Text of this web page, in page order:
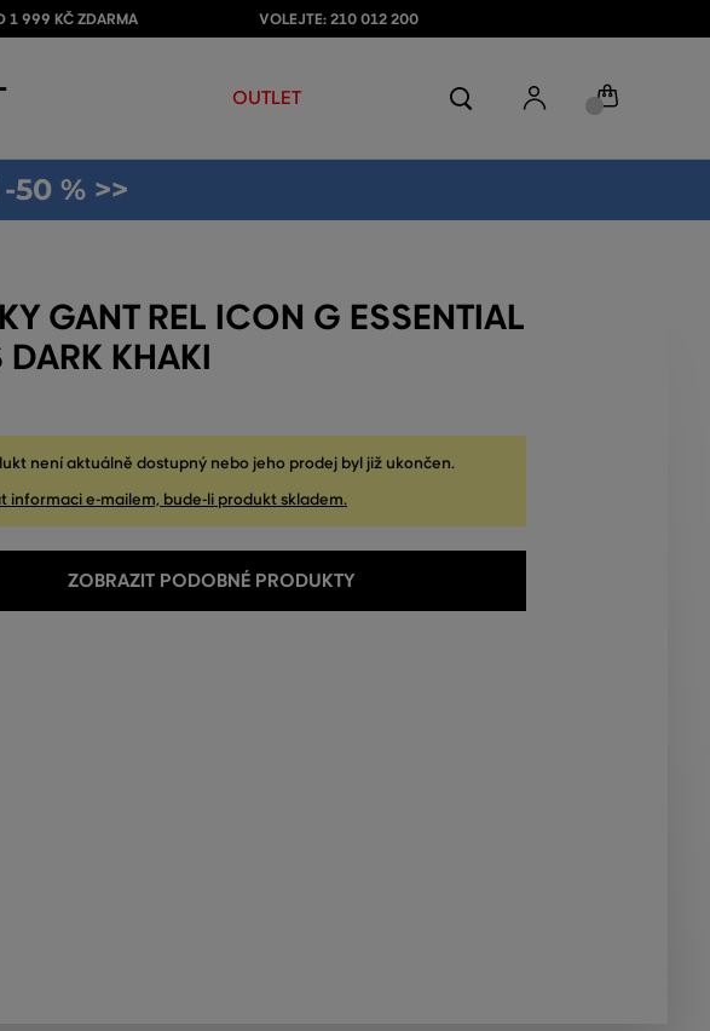
1 999 KČ ZDARMA VOLEJTE: 210 012 200
OUTLET
50 % >>
GANT REL ICON G ESSENTIAL
DARK KHAKI
není aktuálně dostupný nebo jeho prodej byl již ukončen.
informaci e-mailem, bude-li produkt skladem.
ZOBRAZIT PODOBNÉ PRODUKTY